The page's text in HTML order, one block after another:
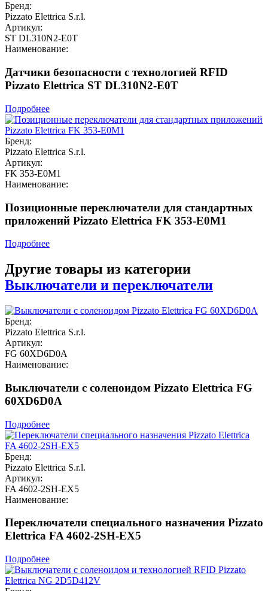
Бренд:
Pizzato Elettrica S.r.l.
Артикул:
ST DL310N2-E0T
Наименование:
Датчики безопасности с технологией RFID
Pizzato Elettrica ST DL310N2-E0T
Подробнее
Бренд:
Pizzato Elettrica S.r.l.
Артикул:
FK 353-E0M1
Наименование:
Позиционные переключатели для стандартных
приложений Pizzato Elettrica FK 353-E0M1
Подробнее
Другие товары из категории
Выключатели и переключатели
Бренд:
Pizzato Elettrica S.r.l.
Артикул:
FG 60XD6D0A
Наименование:
Выключатели с соленоидом Pizzato Elettrica FG
60XD6D0A
Подробнее
Бренд:
Pizzato Elettrica S.r.l.
Артикул:
FA 4602-2SH-EX5
Наименование:
Переключатели специального назначения Pizzato
Elettrica FA 4602-2SH-EX5
Подробнее